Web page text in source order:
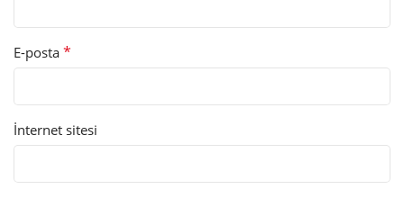
E-posta *
İnternet sitesi